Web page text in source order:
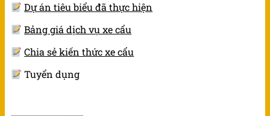
Dự án tiêu biểu đã thực hiện
Bảng giá dịch vụ xe cẩu
Chia sẻ kiến thức xe cẩu
Tuyển dụng